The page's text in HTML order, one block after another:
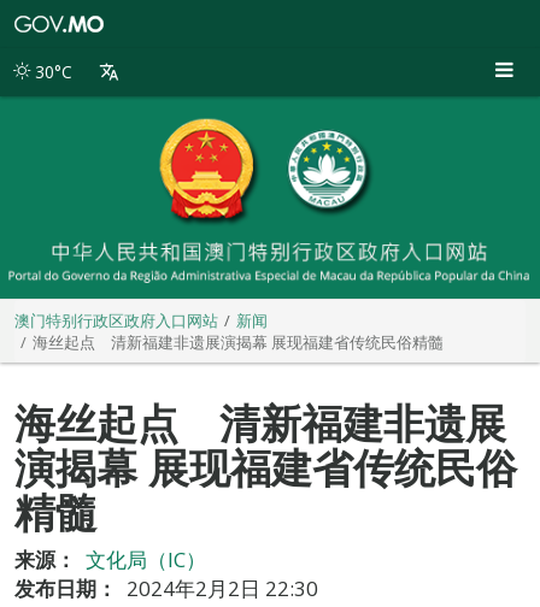
别
30°C
澳门特别行政区政府入口网站
新闻
海丝起点 清新福建非遗展演揭幕 展现福建省传统民俗精髓
海丝起点 清新福建非遗展
演揭幕 展现福建省传统民俗
精髓
来源：
文化局（IC）
发布日期：
2024年2月2日 22:30